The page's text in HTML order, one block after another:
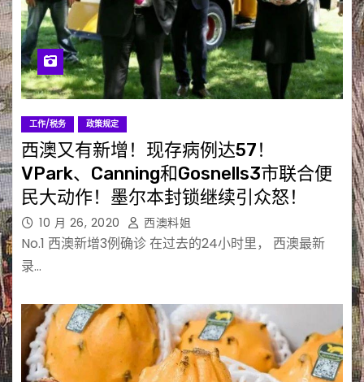
工作/税务 政策规定
西澳又有新增！现存病例达57！
VPark、Canning和Gosnells3市联合便
民大动作！墨尔本封锁继续引众怒！
10 月 26, 2020 西澳料姐
No.1 西澳新增3例确诊 在过去的24小时里， 西澳最新
录…